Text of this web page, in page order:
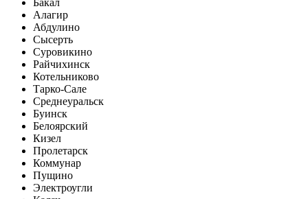
Бакал
Алагир
Абдулино
Сысерть
Суровикино
Райчихинск
Котельниково
Тарко-Сале
Среднеуральск
Буинск
Белоярский
Кизел
Пролетарск
Коммунар
Пущино
Электроугли